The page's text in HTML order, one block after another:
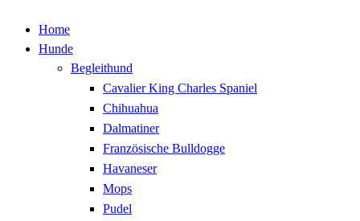
Home
Hunde
Begleithund
Cavalier King Charles Spaniel
Chihuahua
Dalmatiner
Französische Bulldogge
Havaneser
Mops
Pudel